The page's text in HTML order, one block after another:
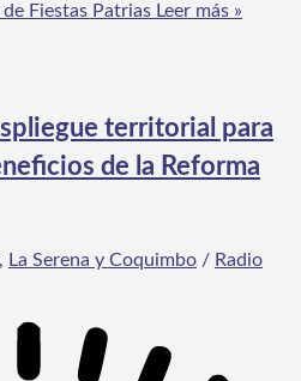
Fiestas Patrias Leer más »
territorial para
de la Reforma
, La Serena y Coquimbo / Radio